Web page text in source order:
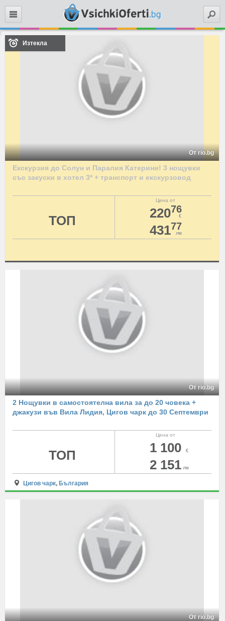
Изтекла
От rio.bg
Екскурзия до Солун и Паралия Катерини! 3 нощувки
със закуски в хотел 3* + транспорт и екскурзовод
Цена от
22076
€
43177
лв
ТОП
От rio.bg
2 Нощувки в самостоятелна вила за до 20 човека +
джакузи във Вила Лидия, Цигов чарк до 30 Септември
Цена от
1 100 €
2 151 лв
ТОП
Цигов чарк, България
От rio.bg